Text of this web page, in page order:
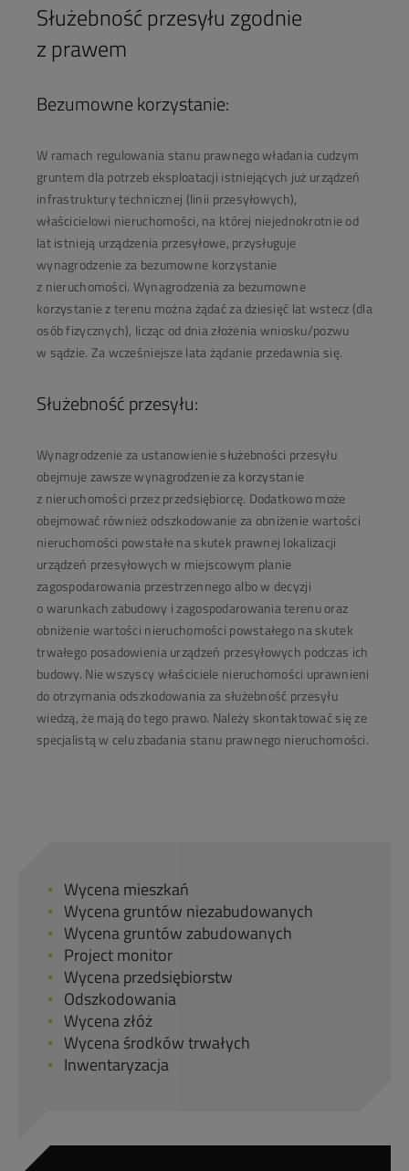
Służebność przesyłu zgodnie
z prawem
Bezumowne korzystanie:
W ramach regulowania stanu prawnego władania cudzym
gruntem dla potrzeb eksploatacji istniejących już urządzeń
infrastruktury technicznej (linii przesyłowych),
właścicielowi nieruchomości, na której niejednokrotnie od
lat istnieją urządzenia przesyłowe, przysługuje
wynagrodzenie za bezumowne korzystanie
z nieruchomości. Wynagrodzenia za bezumowne
korzystanie z terenu można żądać za dziesięć lat wstecz (dla
osób fizycznych), licząc od dnia złożenia wniosku/pozwu
w sądzie. Za wcześniejsze lata żądanie przedawnia się.
Służebność przesyłu:
Wynagrodzenie za ustanowienie służebności przesyłu
obejmuje zawsze wynagrodzenie za korzystanie
z nieruchomości przez przedsiębiorcę. Dodatkowo może
obejmować również odszkodowanie za obniżenie wartości
nieruchomości powstałe na skutek prawnej lokalizacji
urządzeń przesyłowych w miejscowym planie
zagospodarowania przestrzennego albo w decyzji
o warunkach zabudowy i zagospodarowania terenu oraz
obniżenie wartości nieruchomości powstałego na skutek
trwałego posadowienia urządzeń przesyłowych podczas ich
budowy. Nie wszyscy właściciele nieruchomości uprawnieni
do otrzymania odszkodowania za służebność przesyłu
wiedzą, że mają do tego prawo. Należy skontaktować się ze
specjalistą w celu zbadania stanu prawnego nieruchomości.
Wycena mieszkań
Wycena gruntów niezabudowanych
Wycena gruntów zabudowanych
Project monitor
Wycena przedsiębiorstw
Odszkodowania
Wycena złóż
Wycena środków trwałych
Inwentaryzacja